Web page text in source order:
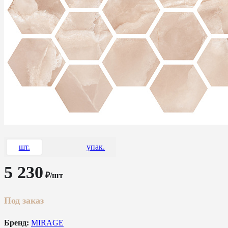
шт. упак.
5 230 ₽/шт
Под заказ
Бренд: MIRAGE